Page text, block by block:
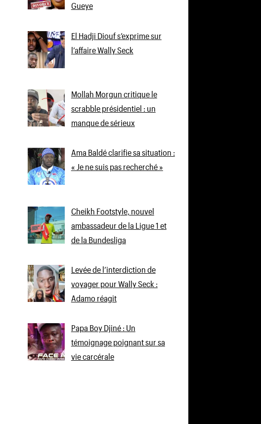
Gueye
El Hadji Diouf s’exprime sur
l’affaire Wally Seck
Mollah Morgun critique le
scrabble présidentiel : un
manque de sérieux
Ama Baldé clarifie sa situation :
« Je ne suis pas recherché »
Cheikh Footstyle, nouvel
ambassadeur de la Ligue 1 et
de la Bundesliga
Levée de l’interdiction de
voyager pour Wally Seck :
Adamo réagit
Papa Boy Djiné : Un
témoignage poignant sur sa
vie carcérale